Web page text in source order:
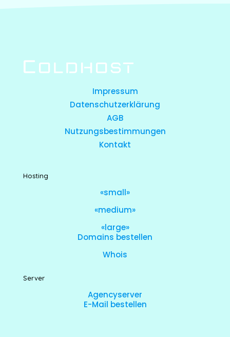
Impressum
Datenschutzerklärung
AGB
Nutzungsbestimmungen
Kontakt
Hosting
«small»
«medium»
«large»
Domains bestellen
Whois
Server
Agencyserver
E-Mail bestellen